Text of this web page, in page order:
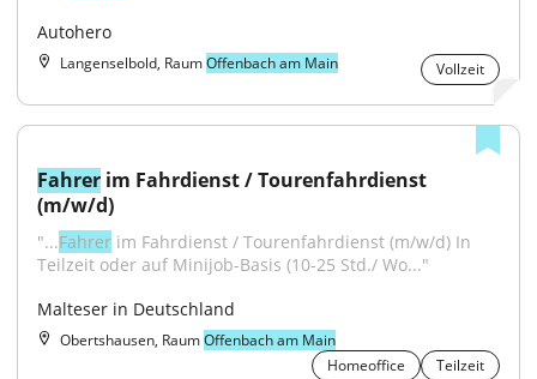
Autohero
Langenselbold, RaumOffenbach am Main Vollzeit
Fahrer im Fahrdienst / Tourenfahrdienst
(m/w/d)
"...Fahrer im Fahrdienst / Tourenfahrdienst (m/w/d) In
Teilzeit oder auf Minijob-Basis (10-25 Std./ Wo..."
Malteser in Deutschland
Obertshausen, RaumOffenbach am Main
Homeoffice
Teilzeit